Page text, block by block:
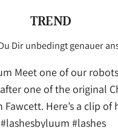
TREND
Dir unbedingt genauer
Meet one of our
one of the original
Fawcett. Here’s a clip of
#lashesbyluum #lashes